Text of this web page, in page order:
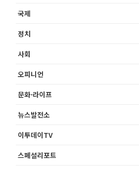
국제
정치
사회
오피니언
문화·라이프
뉴스발전소
이투데이TV
스페셜리포트